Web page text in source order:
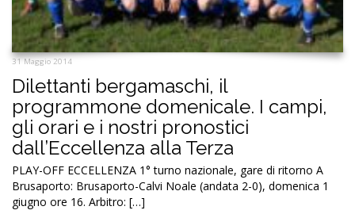
31 Maggio 2014
Dilettanti bergamaschi, il
programmone domenicale. I campi,
gli orari e i nostri pronostici
dall’Eccellenza alla Terza
PLAY-OFF ECCELLENZA 1° turno nazionale, gare di ritorno A
Brusaporto: Brusaporto-Calvi Noale (andata 2-0), domenica 1
giugno ore 16. Arbitro: […]